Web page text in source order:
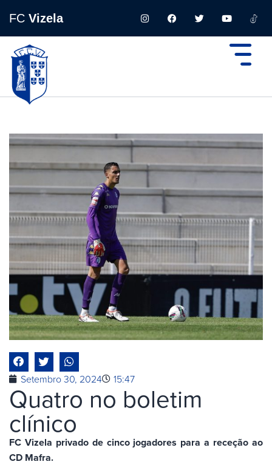
FC Vizela
Setembro 30, 2024 15:47
Quatro no boletim
clínico
FC Vizela privado de cinco jogadores para a receção ao
CD Mafra.